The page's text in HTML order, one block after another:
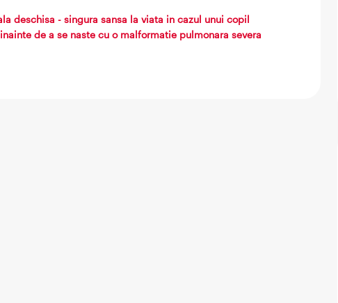
deschisa - singura sansa la viata in cazul unui copil
de a se naste cu o malformatie pulmonara severa